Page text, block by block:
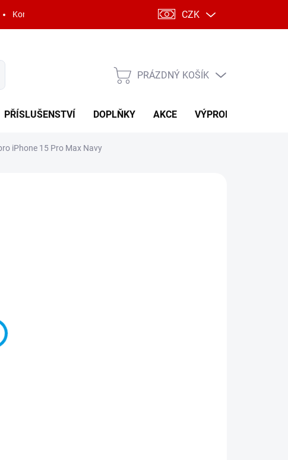
Kontakty CZK
NÁKUPNÍ
PRÁZDNÝ KOŠÍK
PŘÍSLUŠENSTVÍ DOPLŇKY AKCE VÝPRODEJ
iPhone 15 Pro Max Navy